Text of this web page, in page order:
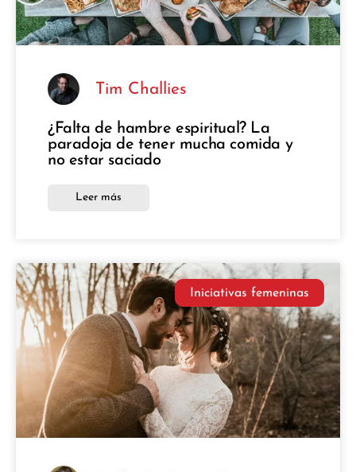
Tim Challies
¿Falta de hambre espiritual? La
paradoja de tener mucha comida y
no estar saciado
Leer más
Iniciativas femeninas